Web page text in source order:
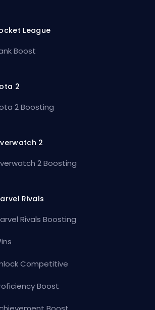
League
Boost
2
2 Boosting
2
2 Boosting
Rivals
Rivals Boosting
Competitive
Boost